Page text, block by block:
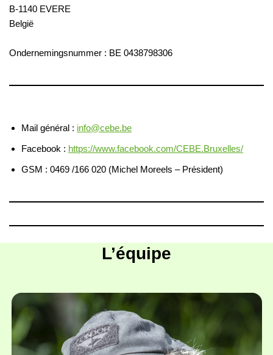
B-1140 EVERE
België
Ondernemingsnummer : BE 0438798306
Mail général : info@cebe.be
Facebook : https://www.facebook.com/CEBE.Bruxelles/
GSM : 0469 /166 020 (Michel Moreels – Président)
L’équipe